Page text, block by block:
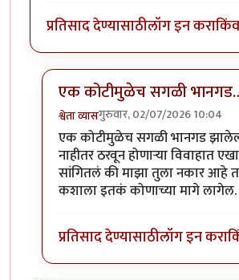
प्रतिसाद देण्यासाठीलॉग इन करा
एक कोटीमुळेच सगळी
श्वेता व्यासगुरुवार, 02/07/2026 10:04
In reply toकेतन अग्रवाल हत्या
एक कोटीमुळेच सगळी भानगड
नाहीतर ठरवून होणाऱ्या विवाहात
सांगितलं की माझा तुला नकार आहे
कशाला इतकं कोणाच्या मागे लागेल.
प्रतिसाद देण्यासाठीलॉग इन करा